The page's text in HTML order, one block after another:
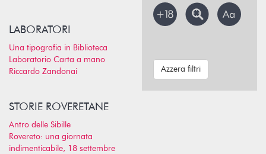
LABORATORI
Una tipografia in Biblioteca
Laboratorio Carta a mano
Riccardo Zandonai
STORIE ROVERETANE
Antro delle Sibille
Rovereto: una giornata
indimenticabile, 18 settembre
Azzera filtri